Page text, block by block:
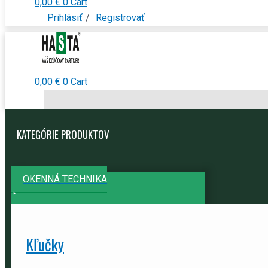
Prihlásiť / Registrovať
0,00 € 0 Cart
KATEGÓRIE PRODUKTOV
OKENNÁ TECHNIKA
Kľučky